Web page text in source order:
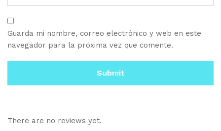
Guarda mi nombre, correo electrónico y web en este
navegador para la próxima vez que comente.
There are no reviews yet.